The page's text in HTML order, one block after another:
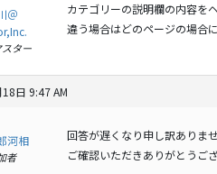
＠
ター
カテゴリーの説明欄の内容を
違う場合はどのページの場合
日 9:47 AM
河相
者
回答が遅くなり申し訳ありませ
ご確認いただきありがとうござ